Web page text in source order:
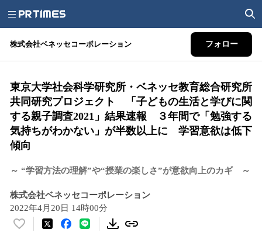
株式会社ベネッセコーポレーション フォロー
東京大学社会科学研究所・ベネッセ教育総合研究所
共同研究プロジェクト 「子どもの生活と学びに関
する親子調査2021」結果速報 ３年間で「勉強する
気持ちがわかない」が半数以上に 学習意欲は低下
傾向
～ “学習方法の理解”や“授業の楽しさ”が意欲向上のカギ ～
株式会社ベネッセコーポレーション
2022年4月20日 14時00分
い